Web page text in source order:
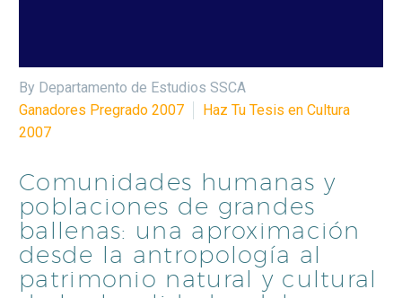
By Departamento de Estudios SSCA
Ganadores Pregrado 2007
Haz Tu Tesis en Cultura
2007
Comunidades humanas y
poblaciones de grandes
ballenas: una aproximación
desde la antropología al
patrimonio natural y cultural